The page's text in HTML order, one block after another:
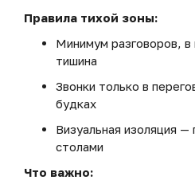
Правила тихой зоны:
Минимум разговоров, в
тишина
Звонки только в
будках
Визуальная изоляция
столами
Что важно: